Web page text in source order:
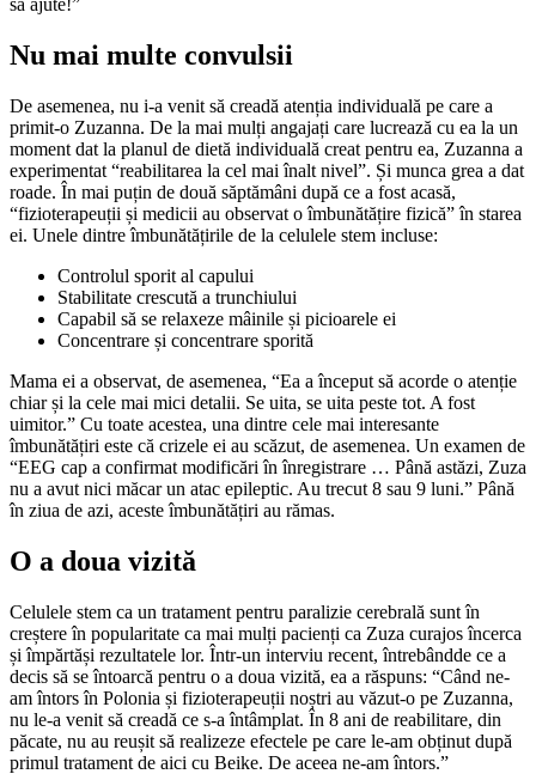
să ajute!”
Nu mai multe convulsii
De asemenea, nu i-a venit să creadă atenția individuală pe care a
primit-o Zuzanna. De la mai mulți angajați care lucrează cu ea la un
moment dat la planul de dietă individuală creat pentru ea, Zuzanna a
experimentat “reabilitarea la cel mai înalt nivel”. Și munca grea a dat
roade. În mai puțin de două săptămâni după ce a fost acasă,
“fizioterapeuții și medicii au observat o îmbunătățire fizică” în starea
ei. Unele dintre îmbunătățirile de la celulele stem incluse:
Controlul sporit al capului
Stabilitate crescută a trunchiului
Capabil să se relaxeze mâinile și picioarele ei
Concentrare și concentrare sporită
Mama ei a observat, de asemenea, “Ea a început să acorde o atenție
chiar și la cele mai mici detalii. Se uita, se uita peste tot. A fost
uimitor.” Cu toate acestea, una dintre cele mai interesante
îmbunătățiri este că crizele ei au scăzut, de asemenea. Un examen de
“EEG cap a confirmat modificări în înregistrare … Până astăzi, Zuza
nu a avut nici măcar un atac epileptic. Au trecut 8 sau 9 luni.” Până
în ziua de azi, aceste îmbunătățiri au rămas.
O a doua vizită
Celulele stem ca un tratament pentru paralizie cerebrală sunt în
creștere în popularitate ca mai mulți pacienți ca Zuza curajos încerca
și împărtăși rezultatele lor. Într-un interviu recent, întrebândde ce a
decis să se întoarcă pentru o a doua vizită, ea a răspuns: “Când ne-
am întors în Polonia și fizioterapeuții noștri au văzut-o pe Zuzanna,
nu le-a venit să creadă ce s-a întâmplat. În 8 ani de reabilitare, din
păcate, nu au reușit să realizeze efectele pe care le-am obținut după
primul tratament de aici cu Beike. De aceea ne-am întors.”